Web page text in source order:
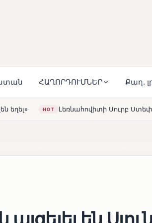
ՀԱՂՈՐԴՈՒՄՆԵՐ Քաղ.
Սուրբ Ստեփանոս եկեղեցին